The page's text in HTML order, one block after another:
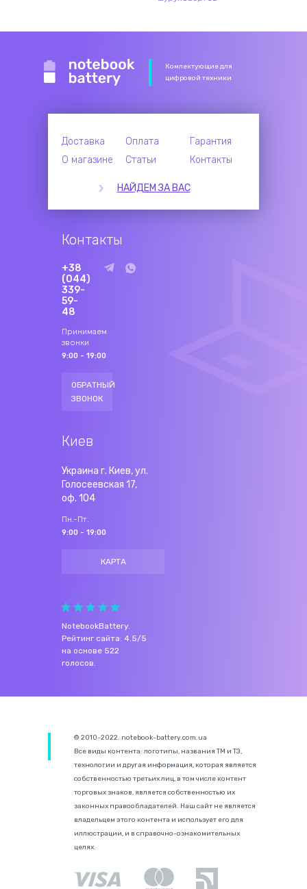
Комлектующие для
цифровой техники
Доставка Оплата
Гарантия
О магазине
Статьи Контакты
НАЙДЕМ ЗА ВАС
Контакты
+38
(044)
339-
59-
48
Принимаем
звонки
9:00 - 19:00
ОБРАТНЫЙ
ЗВОНОК
Киев
Украина г. Киев, ул.
Голосеевская 17,
оф. 104
Пн.-Пт.
9:00 - 19:00
КАРТА
NotebookBattery.
Рейтинг сайта: 4.5/5
на основе 522
голосов.
© 2010-2022. notebook-battery.com.ua
Все виды контента: логотипы, названия ТМ и ТЗ,
технологии и другая информация, которая является
собственностью третьих лиц, в том числе контент
торговых знаков, является собственностью их
законных правообладателей. Наш сайт не является
владельцем этого контента и использует его для
иллюстрации, и в справочно-ознакомительных
целях.